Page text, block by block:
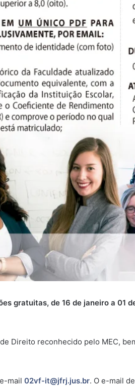
gratuitas, de 16 de janeiro a 01
Direito reconhecido pelo MEC,
mail 02vf-it@jfrj.jus.br. O e-mail